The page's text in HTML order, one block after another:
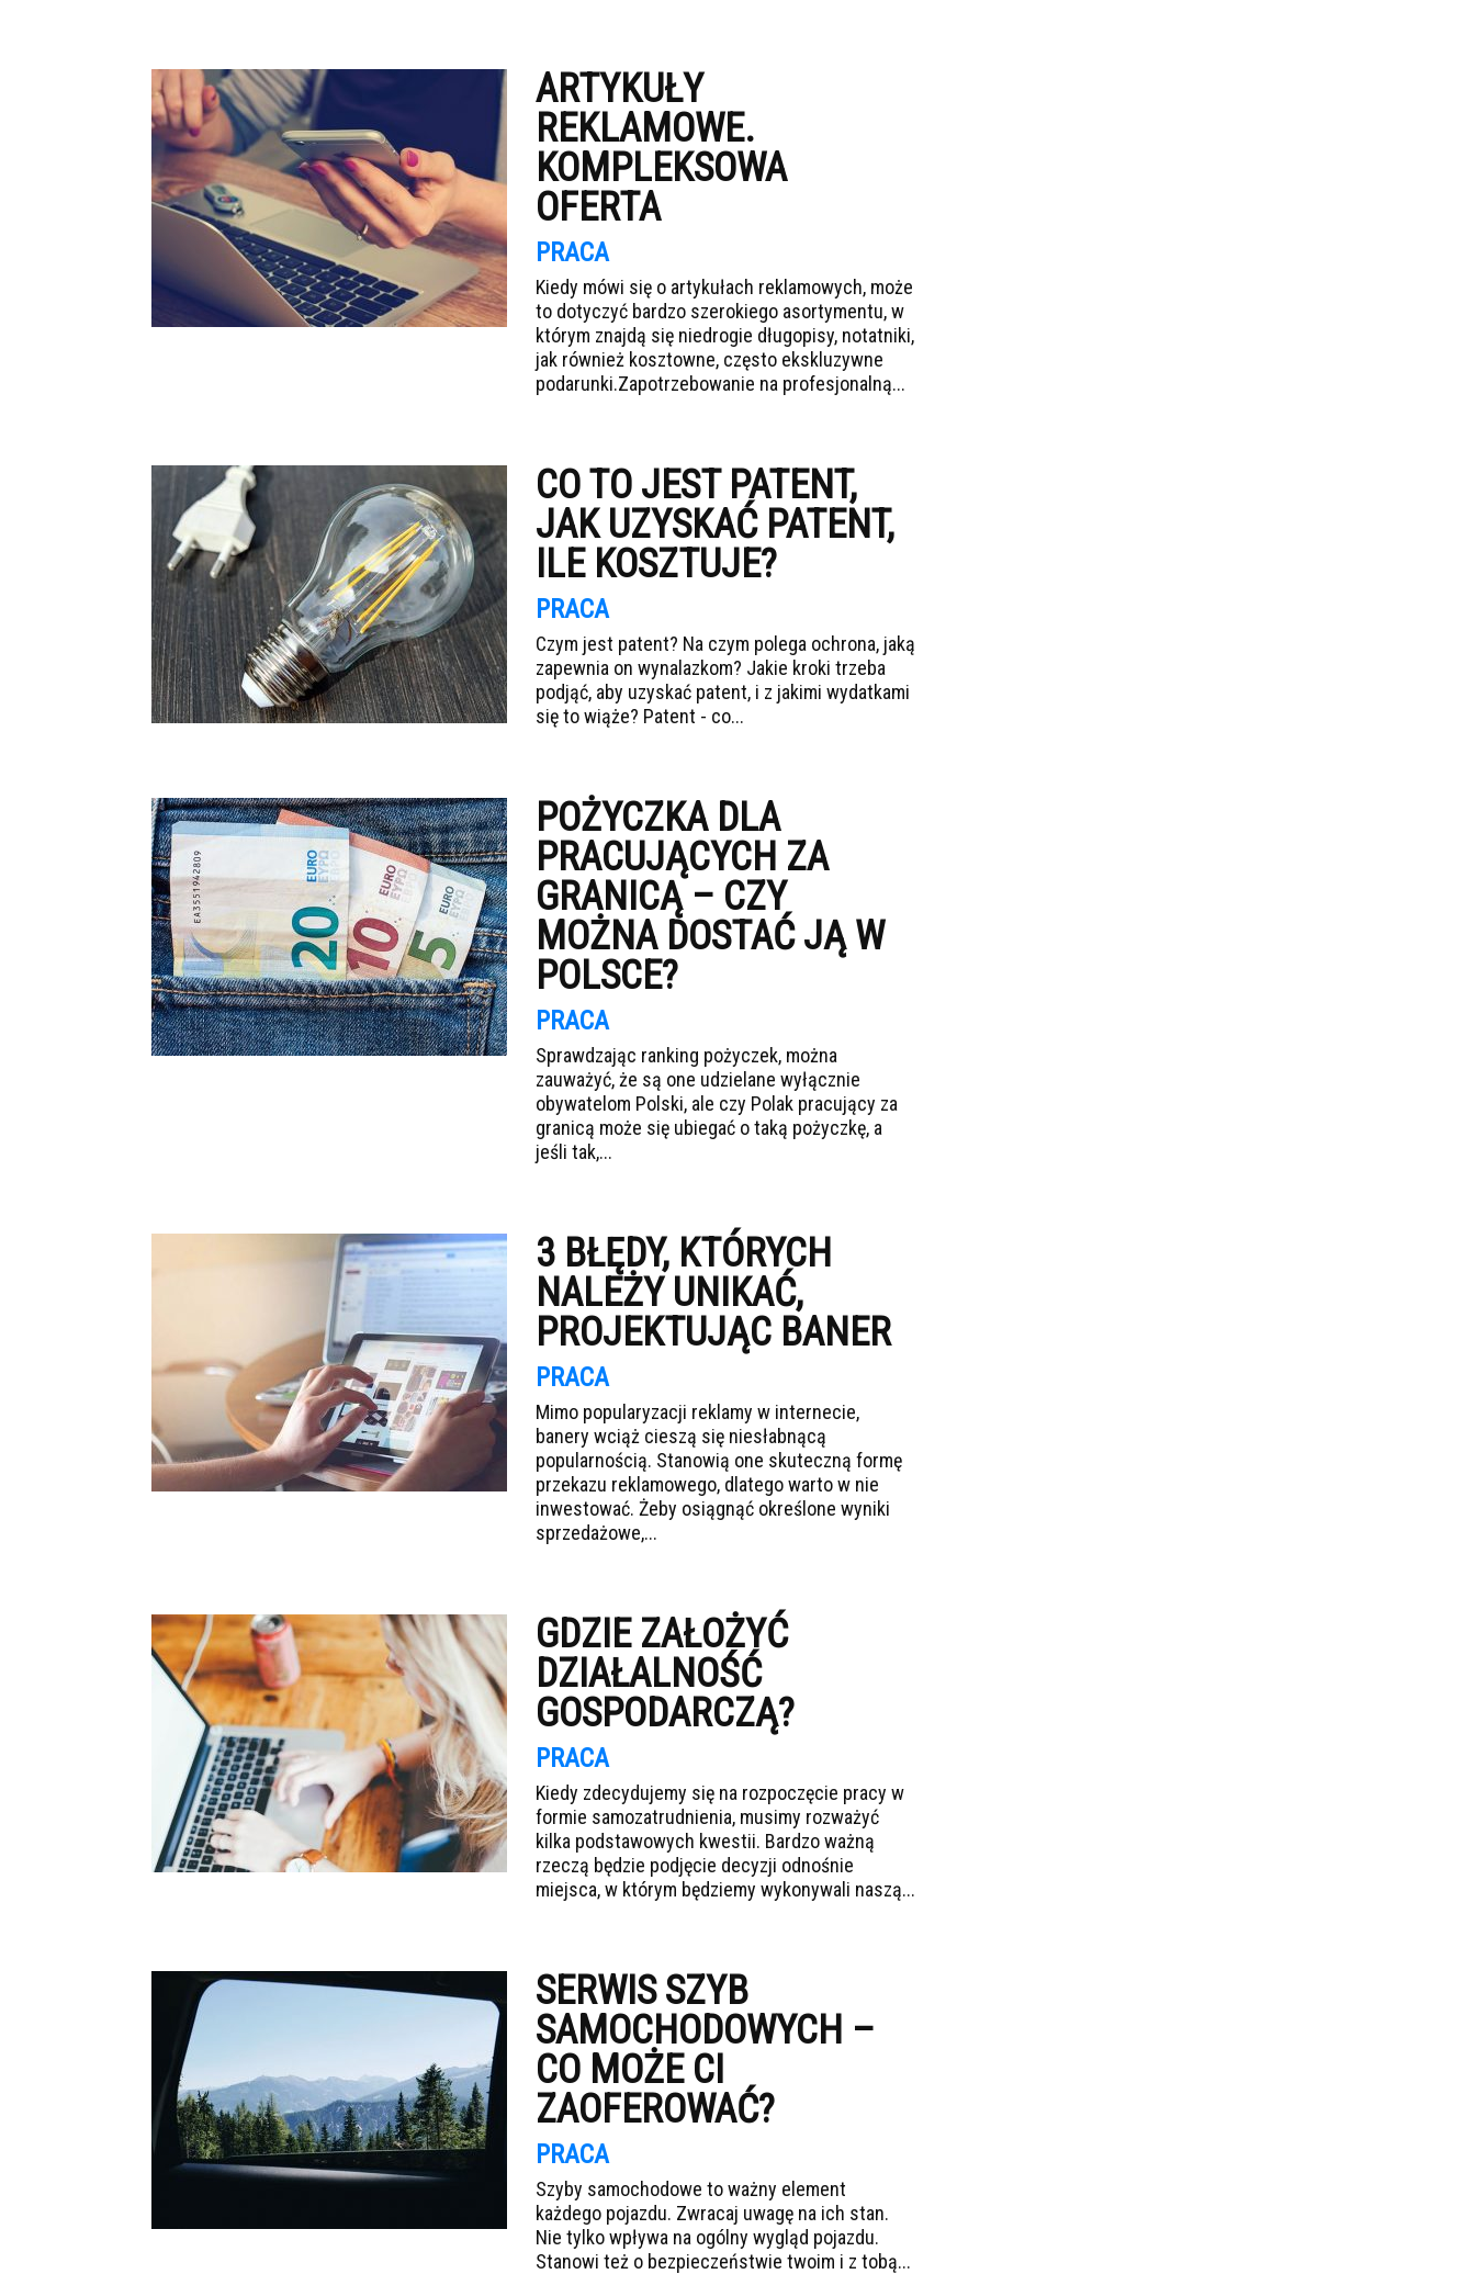
ARTYKUŁY
REKLAMOWE.
KOMPLEKSOWA
OFERTA
PRACA
Kiedy mówi się o artykułach reklamowych, może
to dotyczyć bardzo szerokiego asortymentu, w
którym znajdą się niedrogie długopisy, notatniki,
jak również kosztowne, często ekskluzywne
podarunki.Zapotrzebowanie na profesjonalną...
CO TO JEST PATENT,
JAK UZYSKAĆ PATENT,
ILE KOSZTUJE?
PRACA
Czym jest patent? Na czym polega ochrona, jaką
zapewnia on wynalazkom? Jakie kroki trzeba
podjąć, aby uzyskać patent, i z jakimi wydatkami
się to wiąże? Patent - co...
POŻYCZKA DLA
PRACUJĄCYCH ZA
GRANICĄ – CZY
MOŻNA DOSTAĆ JĄ W
POLSCE?
PRACA
Sprawdzając ranking pożyczek, można
zauważyć, że są one udzielane wyłącznie
obywatelom Polski, ale czy Polak pracujący za
granicą może się ubiegać o taką pożyczkę, a
jeśli tak,...
3 BŁĘDY, KTÓRYCH
NALEŻY UNIKAĆ,
PROJEKTUJĄC BANER
PRACA
Mimo popularyzacji reklamy w internecie,
banery wciąż cieszą się niesłabnącą
popularnością. Stanowią one skuteczną formę
przekazu reklamowego, dlatego warto w nie
inwestować. Żeby osiągnąć określone wyniki
sprzedażowe,...
GDZIE ZAŁOŻYĆ
DZIAŁALNOŚĆ
GOSPODARCZĄ?
PRACA
Kiedy zdecydujemy się na rozpoczęcie pracy w
formie samozatrudnienia, musimy rozważyć
kilka podstawowych kwestii. Bardzo ważną
rzeczą będzie podjęcie decyzji odnośnie
miejsca, w którym będziemy wykonywali naszą...
SERWIS SZYB
SAMOCHODOWYCH –
CO MOŻE CI
ZAOFEROWAĆ?
PRACA
Szyby samochodowe to ważny element
każdego pojazdu. Zwracaj uwagę na ich stan.
Nie tylko wpływa na ogólny wygląd pojazdu.
Stanowi też o bezpieczeństwie twoim i z tobą...